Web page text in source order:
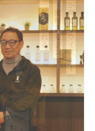
土地が育てるウイスキー
広島の素材香るジン
その一杯に触れる